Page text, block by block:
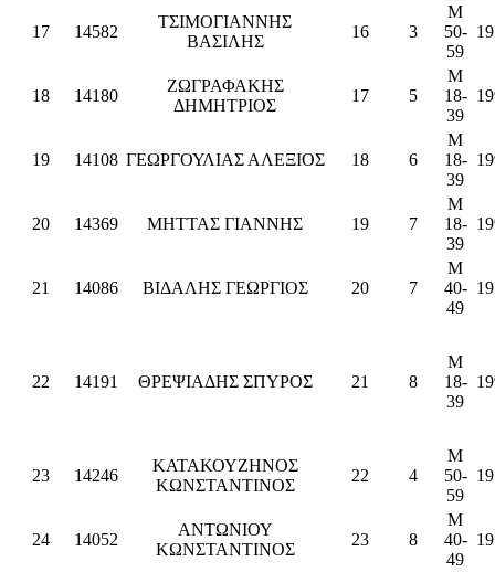
17 14582
ΤΣΙΜΟΓΙΑΝΝΗΣ
ΒΑΣΙΛΗΣ
16 3
M
50-
59
18 14180
ΖΩΓΡΑΦΑΚΗΣ
ΔΗΜΗΤΡΙΟΣ
17 5
M
18-
39
19 14108 ΓΕΩΡΓΟΥΛΙΑΣ ΑΛΕΞΙΟΣ 18 6
M
18-
39
20 14369 ΜΗΤΤΑΣ ΓΙΑΝΝΗΣ 19 7
M
18-
39
21 14086 ΒΙΔΑΛΗΣ ΓΕΩΡΓΙΟΣ 20 7
M
40-
49
22 14191 ΘΡΕΨΙΑΔΗΣ ΣΠΥΡΟΣ 21 8
M
18-
39
23 14246
ΚΑΤΑΚΟΥΖΗΝΟΣ
ΚΩΝΣΤΑΝΤΙΝΟΣ
22 4
M
50-
59
24 14052
ΑΝΤΩΝΙΟΥ
ΚΩΝΣΤΑΝΤΙΝΟΣ
23 8
M
40-
49